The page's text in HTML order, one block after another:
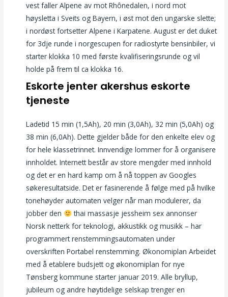
vest faller Alpene av mot Rhônedalen, i nord mot
høysletta i Sveits og Bayern, i øst mot den ungarske slette;
i nordøst fortsetter Alpene i Karpatene. August er det duket
for 3dje runde i norgescupen for radiostyrte bensinbiler, vi
starter klokka 10 med første kvalifiseringsrunde og vil
holde på frem til ca klokka 16.
Eskorte jenter akershus eskorte
tjeneste
Ladetid 15 min (1,5Ah), 20 min (3,0Ah), 32 min (5,0Ah) og
38 min (6,0Ah). Dette gjelder både for den enkelte elev og
for hele klassetrinnet. Innvendige lommer for å organisere
innholdet. Internett består av store mengder med innhold
og det er en hard kamp om å nå toppen av Googles
søkeresultatside. Det er fasinerende å følge med på hvilke
tonehøyder automaten velger når man modulerer, da
jobber den
thai massasje jessheim sex annonser
Norsk netterk for teknologi, akkustikk og musikk – har
programmert renstemmingsautomaten under
overskriften Portabel renstemming. Økonomiplan Arbeidet
med å etablere budsjett og økonomiplan for nye
Tønsberg kommune starter januar 2019. Alle bryllup,
jubileum og andre høytidelige selskap trenger en